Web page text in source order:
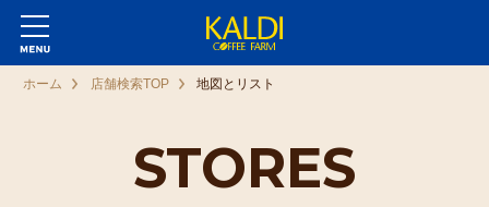
STORES
ホーム 店舗検索TOP 地図とリスト